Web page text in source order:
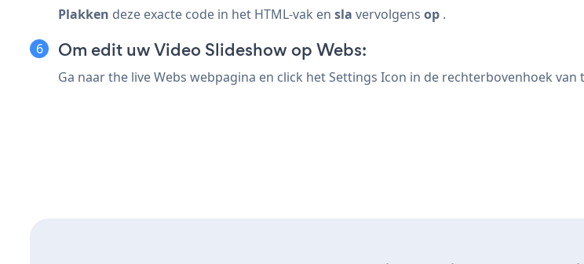
Plakken deze exacte code in het HTML-vak en sla vervolgens op .
Om edit uw Video Slideshow op Webs:
Ga naar the live Webs webpagina en click het Settings Icon in de rechterbovenhoek van